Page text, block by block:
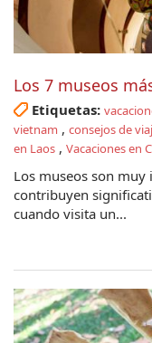
Los 7 museos
Etiquetas:
vietnam , consejos de
en Laos , Vacaciones en
Los museos son
contribuyen
cuando visita un...